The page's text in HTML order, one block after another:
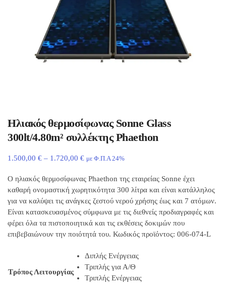
Ηλιακός θερμοσίφωνας Sonne Glass
300lt/4.80m² συλλέκτης Phaethon
1.500,00 € – 1.720,00 € με Φ.Π.Α 24%
Ο ηλιακός θερμοσίφωνας Phaethon της εταιρείας Sonne έχει
καθαρή ονομαστική χωρητικότητα 300 λίτρα και είναι κατάλληλος
για να καλύψει τις ανάγκες ζεστού νερού χρήσης έως και 7 ατόμων.
Είναι κατασκευασμένος σύμφωνα με τις διεθνείς προδιαγραφές και
φέρει όλα τα πιστοποιητικά και τις εκθέσεις δοκιμών που
επιβεβαιώνουν την ποιότητά του. Κωδικός προϊόντος: 006-074-L
Τρόπος Λειτουργίας
Διπλής Ενέργειας
Τριπλής για Α/Θ
Τριπλής Ενέργειας